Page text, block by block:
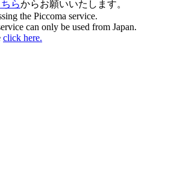
らからお願いいたします。
the Piccoma service.
can only be used from Japan.
click here.